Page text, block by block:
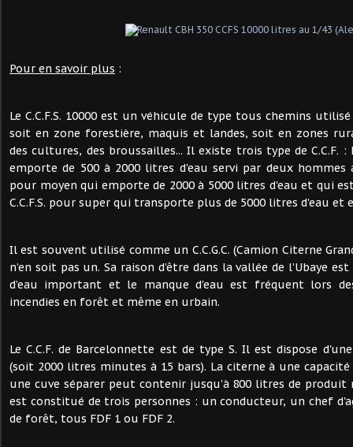
Pour en savoir plus :
Le C.C.F.S. 10000 est un véhicule de type tous chemins
soit en zone forestière, maquis et landes, soit en zones
des cultures, des broussailles... Il existe trois type de C.C.F. :
emporte de 500 à 2000 litres d'eau servi par deux hommes
pour moyen qui emporte de 2000 à 5000 litres d'eau et qui
C.C.F.S. pour super qui transporte plus de 5000 litres d'eau et
Il est souvent utilisé comme un C.C.G.C. (Camion Citerne
n’en soit pas un. Sa raison d’être dans la vallée de l’Ubaye
d’eau important et le manque d’eau est fréquent lors
incendies en forêt et même en urbain.
Le C.C.F. de Barcelonnette est de type S. Il est dispose
(soit 2000 litres minutes à 15 bars). La citerne à une
une cuve séparer peut contenir jusqu'à 800 litres de produit
est constitué de trois personnes : un conducteur, un chef
de forêt, tous FDF 1 ou FDF 2.